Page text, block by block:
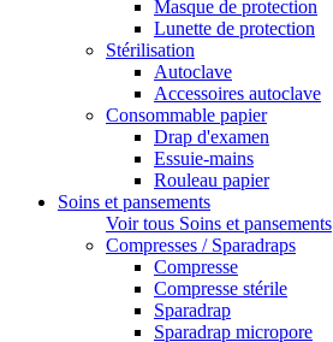
Masque de protection
Lunette de protection
Stérilisation
Autoclave
Accessoires autoclave
Consommable papier
Drap d'examen
Essuie-mains
Rouleau papier
Soins et pansements
Voir tous Soins et pansements
Compresses / Sparadraps
Compresse
Compresse stérile
Sparadrap
Sparadrap micropore